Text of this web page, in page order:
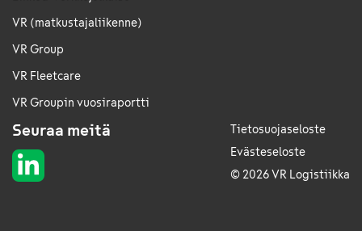
VR (matkustajaliikenne)
VR Group
VR Fleetcare
VR Groupin vuosiraportti
Seuraa meitä
Tietosuojaseloste
Evästeseloste
© 2026 VR Logistiikka